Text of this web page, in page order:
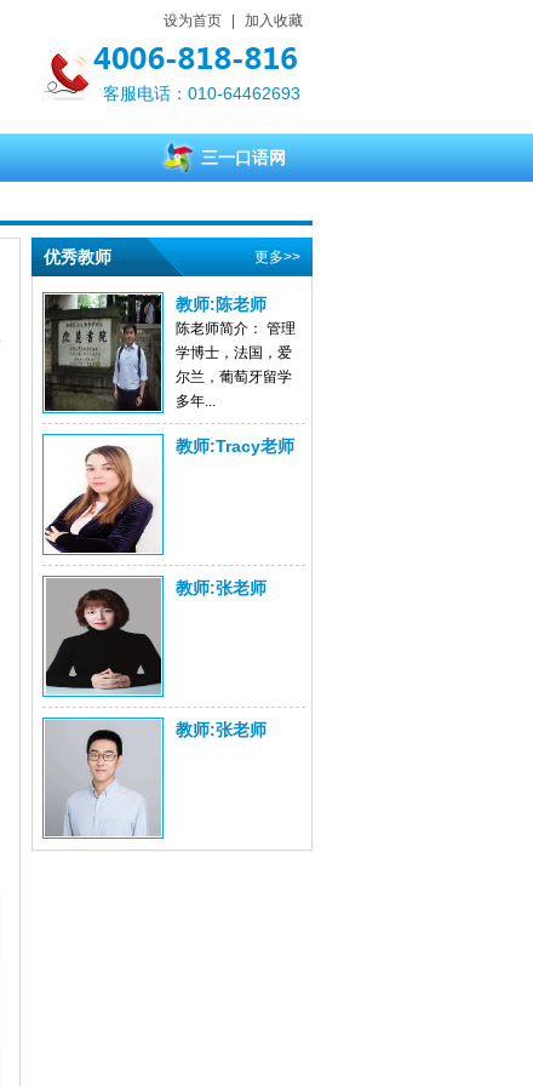
设为首页 加入收藏
客服电话：010-64462693
三一口语网
优秀教师 更多>>
教师:陈老师
陈老师简介： 管理
学博士，法国，爱
尔兰，葡萄牙留学
多年...
教师:Tracy老师
教师:张老师
教师:张老师